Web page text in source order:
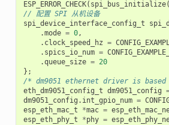
ESP_ERROR_CHECK( spi_bus_initialize(
// 配置 SPI 从机设备
spi_device_interface_config_t
.mode = 0,
. clock_speed_hz =
. spics_io_num =
.queue_size = 20
};
/* dm9051 ethernet driver is
eth_dm9051_config_t dm9051_config
dm9051_config . int_gpio_num =
esp_eth_mac_t
*mac =
esp_eth_phy_t
*phy =